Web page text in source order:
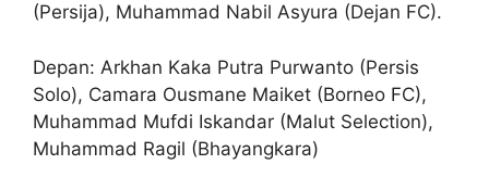
(Persija), Muhammad Nabil Asyura (Dejan FC).
Depan: Arkhan Kaka Putra Purwanto (Persis
Solo), Camara Ousmane Maiket (Borneo FC),
Muhammad Mufdi Iskandar (Malut Selection),
Muhammad Ragil (Bhayangkara)